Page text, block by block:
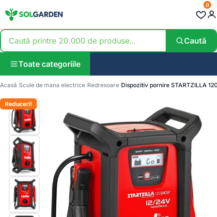
Caută
0
Toate categoriile
Acasă Scule de mana electrice Redresoare Dispozitiv pornire STARTZILLA
Reduceri!